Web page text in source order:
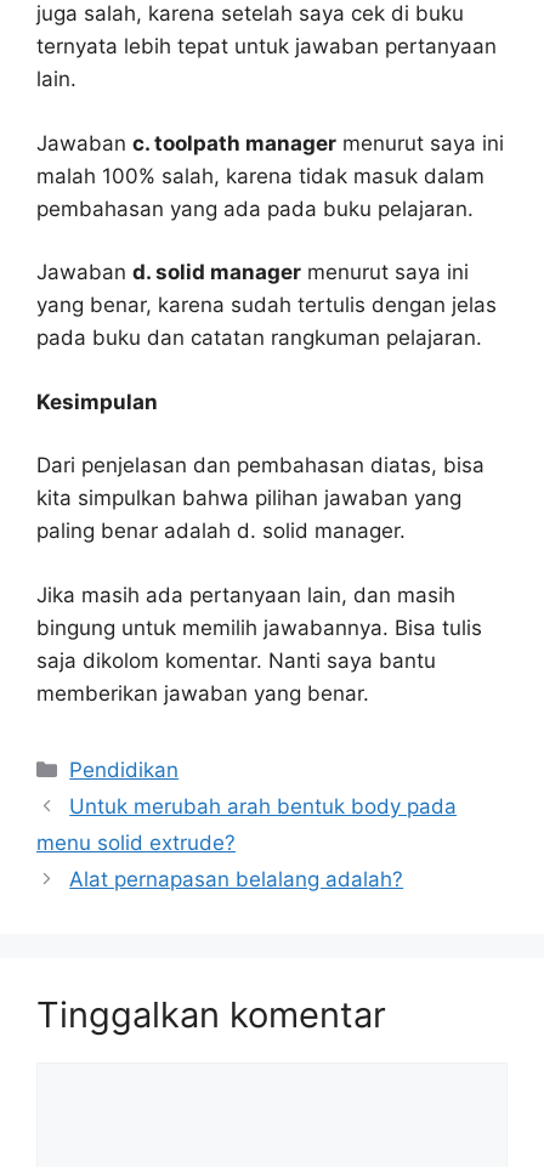
juga salah, karena setelah saya cek di buku
ternyata lebih tepat untuk jawaban pertanyaan
lain.
Jawaban c. toolpath manager menurut saya ini
malah 100% salah, karena tidak masuk dalam
pembahasan yang ada pada buku pelajaran.
Jawaban d. solid manager menurut saya ini
yang benar, karena sudah tertulis dengan jelas
pada buku dan catatan rangkuman pelajaran.
Kesimpulan
Dari penjelasan dan pembahasan diatas, bisa
kita simpulkan bahwa pilihan jawaban yang
paling benar adalah d. solid manager.
Jika masih ada pertanyaan lain, dan masih
bingung untuk memilih jawabannya. Bisa tulis
saja dikolom komentar. Nanti saya bantu
memberikan jawaban yang benar.
Kategori
Pendidikan
Untuk merubah arah bentuk body pada
menu solid extrude?
Alat pernapasan belalang adalah?
Tinggalkan komentar